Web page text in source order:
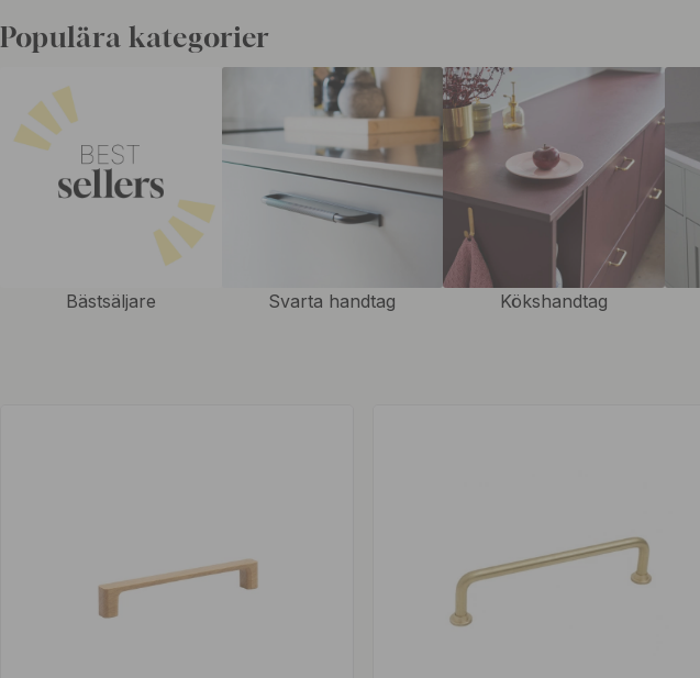
och handtag. Det gäller även när man funderar på att byta ut en möbel i hemmet, ofta blir det
bättre och billigare att måla om möbeln och montera på nya knoppar eller möbelhandtag och på så
sätt ge möbeln längre livslängd. I vårt sortiment har vi allt från blanka stilrena handtag till lättrade
som innebär att handtaget har en mönstrad yta. Det ingår alltid skruvar till alla våra handtag,
skruvarna som ingår passar till standardlucka. En standardlucka har en tjocklek på 16-20mm.
Att få det fint hemma ska vara enkelt. Det är de små detaljerna som verkligen gör skillnad, som får
ditt hem att lysa upp och kännas riktigt hemtrevligt. De små sakerna som exempelvis nya
dörrhandtag till innerdörren gör att du enkelt kan sätta din personliga prägel på ditt hem och visa
din personliga stil.
Populära kategorier
Bästsäljare Svarta handtag Kökshandtag